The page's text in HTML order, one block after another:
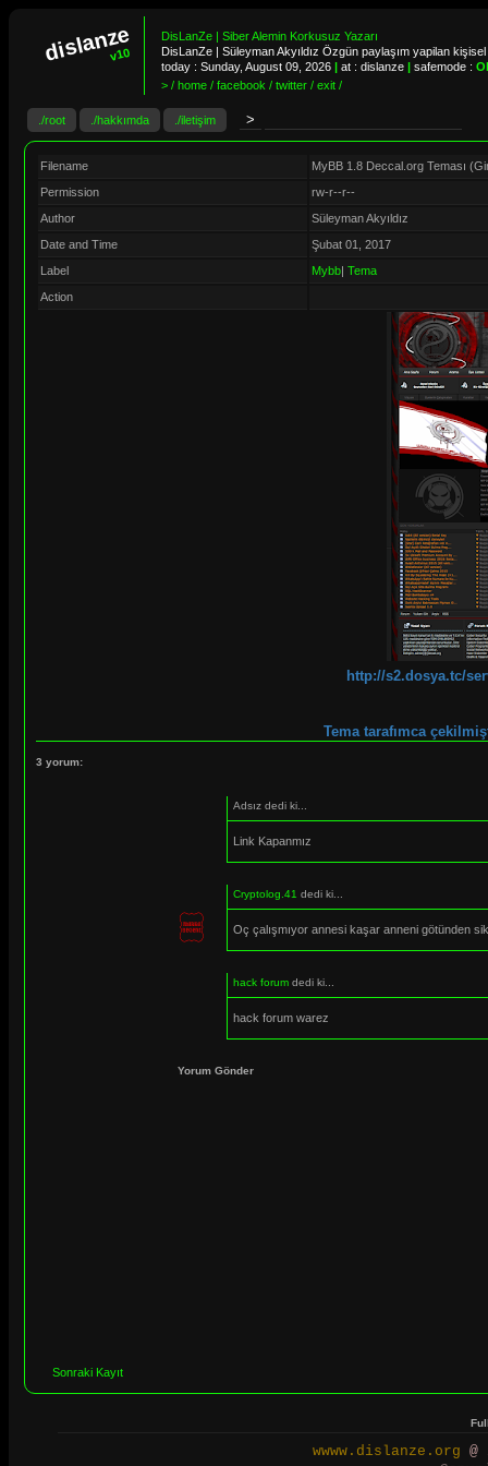
dislanze
v10
DisLanZe | Siber Alemin Korkusuz Yazarı
DisLanZe | Süleyman Akyıldız Özgün paylaşım yapilan
today : Sunday, August 09, 2026 at : dislanze safemode :
> / home / facebook / twitter / exit /
./root ./hakkımda ./iletişim
Filename
MyBB 1.8 Deccal.org Teması
Permission
rw-r--r--
Author
Süleyman Akyıldız
Date and Time
Şubat 01, 2017
Label
Mybb| Tema
Action
http://s2.dosya.tc/
Tema tarafımca
3 yorum:
Adsız dedi ki...
Link Kapanmız
Cryptolog.41 dedi ki...
Oç çalışmıyor annesi kaşar anneni götünden
hack forum dedi ki...
hack forum warez
Yorum Gönder
Sonraki Kayıt
wwww.dislanze.org